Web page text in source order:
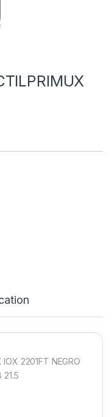
IOX 2201FT NEGRO
21.5